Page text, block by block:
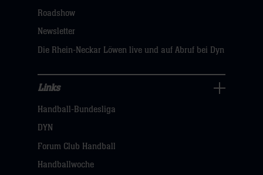
hier
Roadshow
Newsletter
Die Rhein-Neckar Löwen live und auf Abruf bei Dyn
Navigation
öffnen,
dann
klicken
Links
Handball-Bundesliga
DYN
Forum Club Handball
Handballwoche